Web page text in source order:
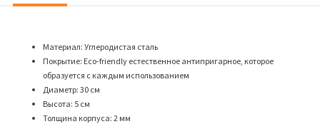
Материал: Углеродистая сталь
Покрытие: Eco-friendly естественное антипригарное, которое
образуется с каждым использованием
Диаметр: 30 см
Высота: 5 см
Толщина корпуса: 2 мм